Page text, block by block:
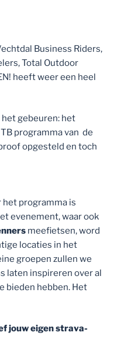
Business Riders,
Total Outdoor
heeft weer een heel
het gebeuren: het
programma van de
opgesteld en toch
het programma is
evenement, waar ook
meefietsen, word
locaties in het
groepen zullen we
laten inspireren over al
bieden hebben. Het
jouw eigen strava-